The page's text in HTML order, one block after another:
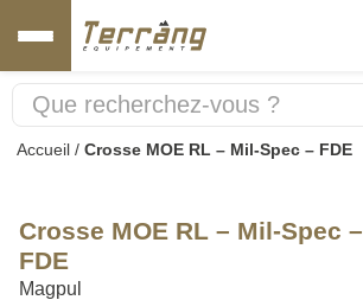
Accueil / Crosse MOE RL – Mil-Spec – FDE
Crosse MOE RL – Mil-Spec –
FDE
Magpul